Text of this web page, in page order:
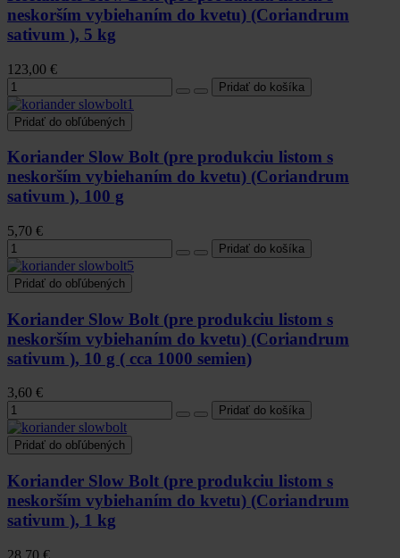
neskorším vybiehaním do kvetu) (Coriandrum
sativum ), 5 kg
123,00 €
Pridať do obľúbených
Koriander Slow Bolt (pre produkciu listom s
neskorším vybiehaním do kvetu) (Coriandrum
sativum ), 100 g
5,70 €
Pridať do obľúbených
Koriander Slow Bolt (pre produkciu listom s
neskorším vybiehaním do kvetu) (Coriandrum
sativum ), 10 g ( cca 1000 semien)
3,60 €
Pridať do obľúbených
Koriander Slow Bolt (pre produkciu listom s
neskorším vybiehaním do kvetu) (Coriandrum
sativum ), 1 kg
28,70 €